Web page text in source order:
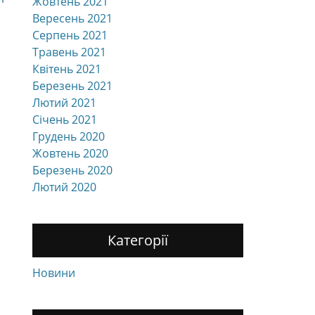
Вересень 2021
Серпень 2021
Травень 2021
Квітень 2021
Березень 2021
Лютий 2021
Січень 2021
Грудень 2020
Жовтень 2020
Березень 2020
Лютий 2020
Категорії
Новини